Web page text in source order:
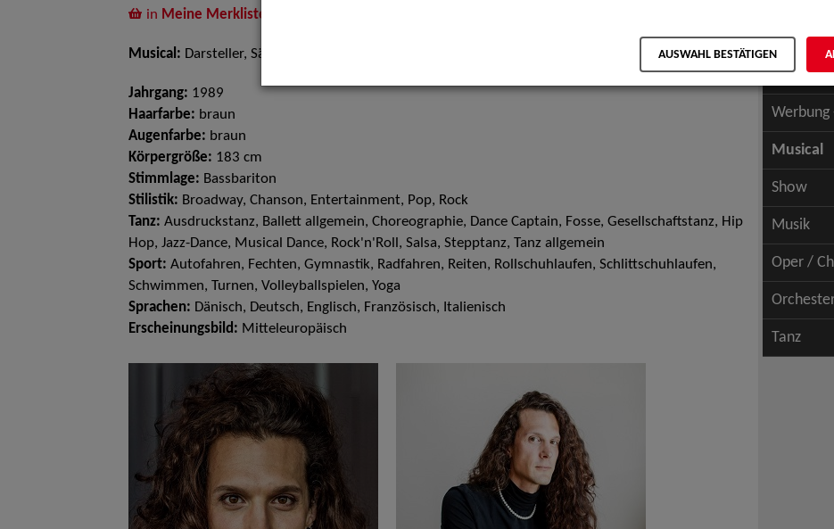
in Meine Merkliste
Musical: Darsteller, Sänger, Tänzer
Jahrgang: 1989
Haarfarbe: braun
Augenfarbe: braun
Körpergröße: 183 cm
Stimmlage: Bassbariton
Stilistik: Broadway, Chanson, Entertainment, Pop, Rock
Tanz: Ausdruckstanz, Ballett allgemein, Choreographie, Dance Captain, Fosse, Gesellschaftstanz, Hip
Hop, Jazz-Dance, Musical Dance, Rock'n'Roll, Salsa, Stepptanz, Tanz allgemein
Sport: Autofahren, Fechten, Gymnastik, Radfahren, Reiten, Rollschuhlaufen, Schlittschuhlaufen,
Schwimmen, Turnen, Volleyballspielen, Yoga
Sprachen: Dänisch, Deutsch, Englisch, Französisch, Italienisch
Erscheinungsbild: Mitteleuropäisch
Werbung
Musical
Show
Musik
Oper /
Tanz
AUSWAHL BESTÄTIGEN